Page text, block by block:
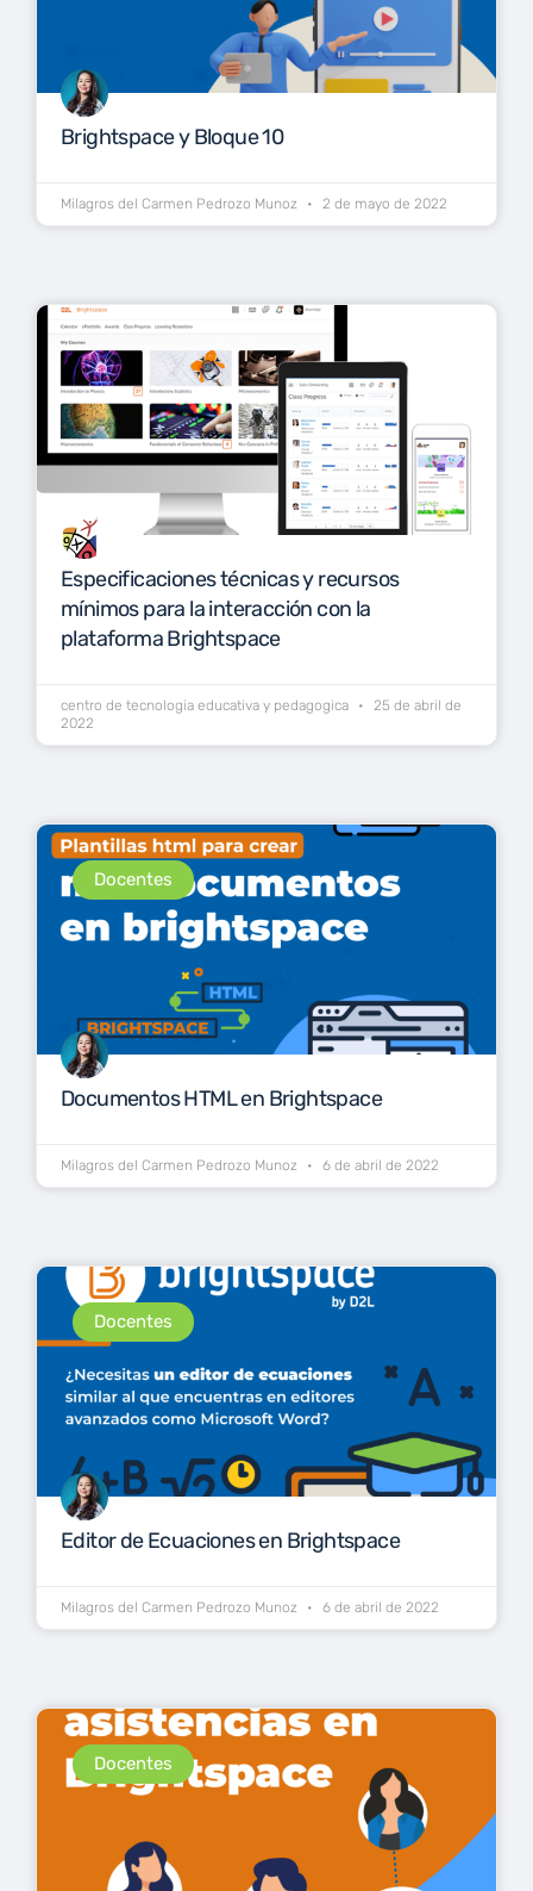
Brightspace y Bloque 10
Milagros del Carmen Pedrozo Munoz 2 de mayo de 2022
Especificaciones técnicas y recursos
mínimos para la interacción con la
plataforma Brightspace
centro de tecnologia educativa y pedagogica
25 de abril de
2022
Docentes
Documentos HTML en Brightspace
Milagros del Carmen Pedrozo Munoz 6 de abril de 2022
Docentes
Editor de Ecuaciones en Brightspace
Milagros del Carmen Pedrozo Munoz 6 de abril de 2022
Docentes